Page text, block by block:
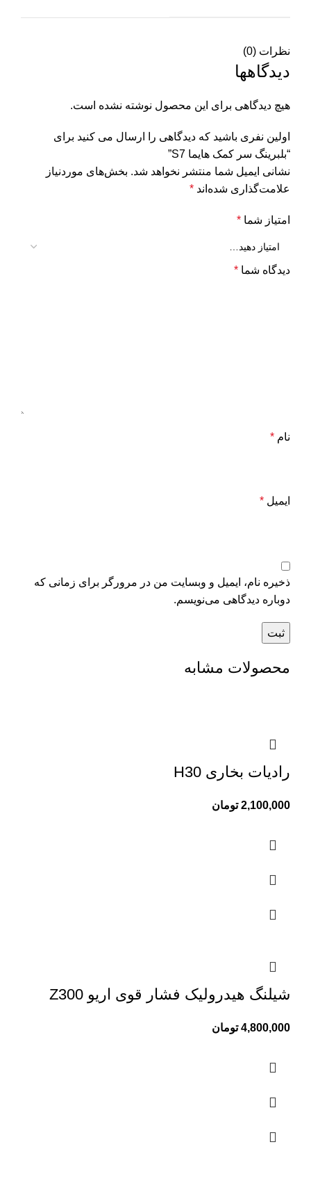
نظرات (0)
دیدگاهها
هیچ دیدگاهی برای این محصول نوشته نشده است.
اولین نفری باشید که دیدگاهی را ارسال می کنید برای
“بلبرینگ سر کمک هایما S7”
نشانی ایمیل شما منتشر نخواهد شد. بخش‌های موردنیاز
علامت‌گذاری شده‌اند *
امتیاز شما *
دیدگاه شما *
نام *
ایمیل *
ذخیره نام، ایمیل و وبسایت من در مرورگر برای زمانی که
دوباره دیدگاهی می‌نویسم.
محصولات مشابه
رادیات بخاری H30
2,100,000 تومان
شیلنگ هیدرولیک فشار قوی اریو Z300
4,800,000 تومان